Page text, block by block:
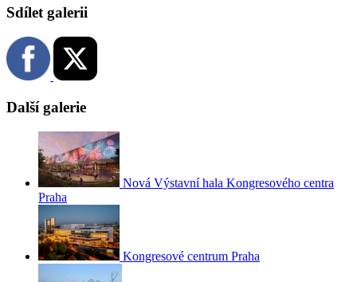
Sdílet galerii
Další galerie
Nová Výstavní hala Kongresového centra
Praha
Kongresové centrum Praha